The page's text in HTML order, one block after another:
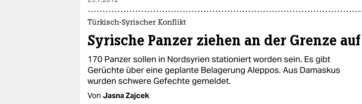
Türkisch-Syrischer Konflikt
Syrische Panzer ziehen an der Grenze auf
170 Panzer sollen in Nordsyrien stationiert worden sein. Es gibt
Gerüchte über eine geplante Belagerung Aleppos. Aus Damaskus
wurden schwere Gefechte gemeldet.
Von Jasna Zajcek